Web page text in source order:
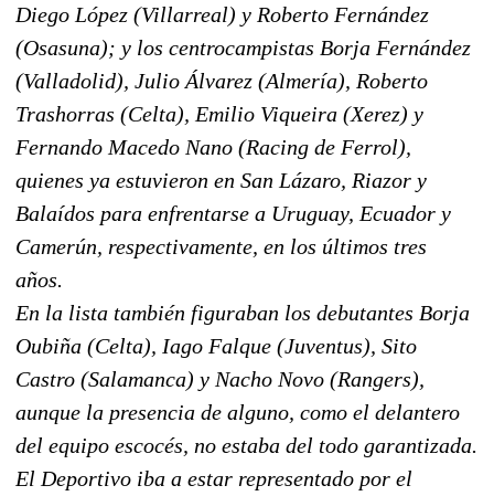
Diego López (Villarreal) y Roberto Fernández
(Osasuna); y los centrocampistas Borja Fernández
(Valladolid), Julio Álvarez (Almería), Roberto
Trashorras (Celta), Emilio Viqueira (Xerez) y
Fernando Macedo Nano (Racing de Ferrol),
quienes ya estuvieron en San Lázaro, Riazor y
Balaídos para enfrentarse a Uruguay, Ecuador y
Camerún, respectivamente, en los últimos tres
años.
En la lista también figuraban los debutantes Borja
Oubiña (Celta), Iago Falque (Juventus), Sito
Castro (Salamanca) y Nacho Novo (Rangers),
aunque la presencia de alguno, como el delantero
del equipo escocés, no estaba del todo garantizada.
El Deportivo iba a estar representado por el